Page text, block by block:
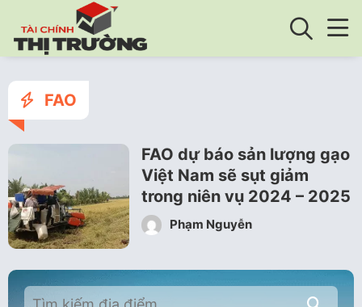
FAO
FAO dự báo sản lượng gạo
Việt Nam sẽ sụt giảm
trong niên vụ 2024 – 2025
Phạm Nguyễn